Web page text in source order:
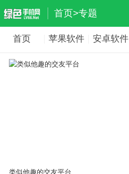
首页>专题
首页 苹果软件 安卓软件
类似他趣的交友平台